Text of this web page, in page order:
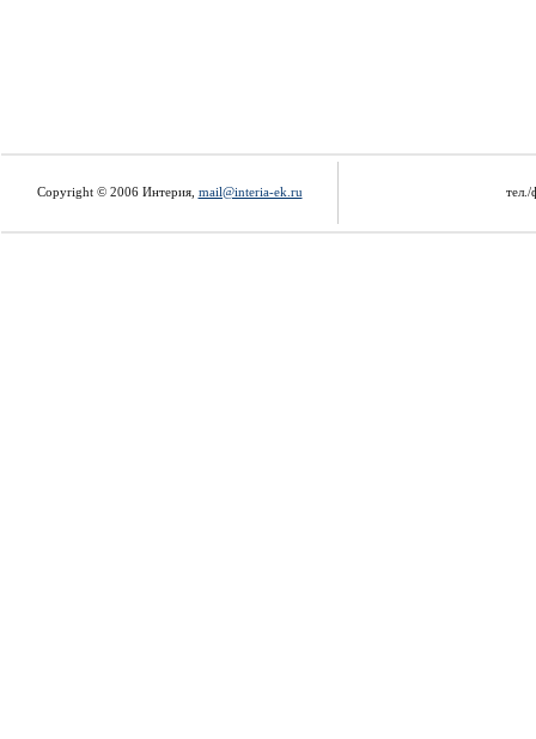
Copyright © 2006 Интерия, mail@interia-ek.ru